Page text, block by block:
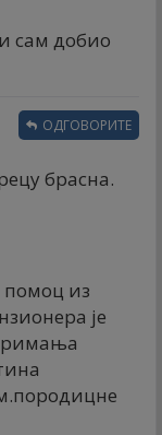
сам добио
брасна.
ОДГОВОРИТЕ
помоц из
је